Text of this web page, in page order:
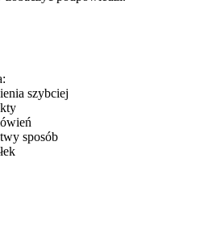
szybciej
sposób